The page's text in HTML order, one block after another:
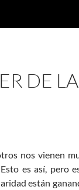
DE LA
nos vienen
es así, pero
están